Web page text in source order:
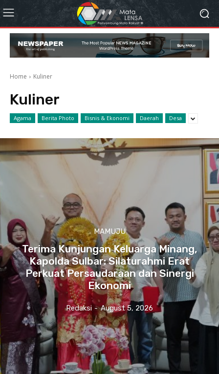
Home Kuliner
Kuliner
Agama Berita Photo Bisnis & Ekonomi Daerah Desa
MAMUJU
Terima Kunjungan Keluarga Minang,
Kapolda Sulbar: Silaturahmi Erat
Perkuat Persaudaraan dan Sinergi
Ekonomi
Redaksi - August 5, 2026